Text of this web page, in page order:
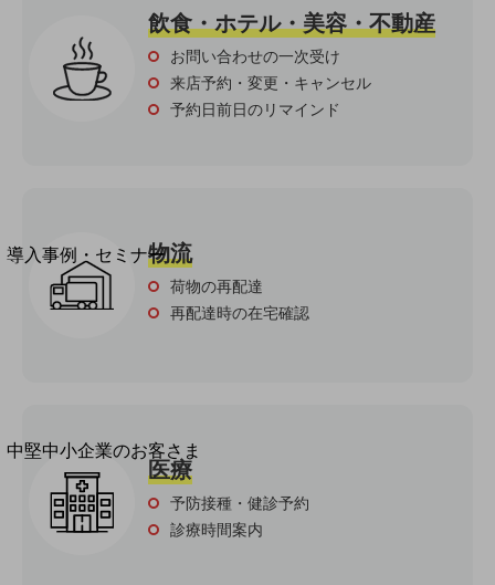
運用保守・故障紛失サポート
回線・ネットワーク
お手続き
導入事例・セミナー
導入事例TOP
最新の導入事例や注目の導入事例をご紹介します
中堅中小企業のお客さま
NTTドコモビジネスウォッチ
ビジネスお役立ち情報
旬な話題やお役立ち資料などDXの課題を
飲食・ホテル・美容・不動産
お問い合わせの一次受け
来店予約・変更・キャンセル
予約日前日のリマインド
物流
荷物の再配達
再配達時の在宅確認
医療
予防接種・健診予約
診療時間案内